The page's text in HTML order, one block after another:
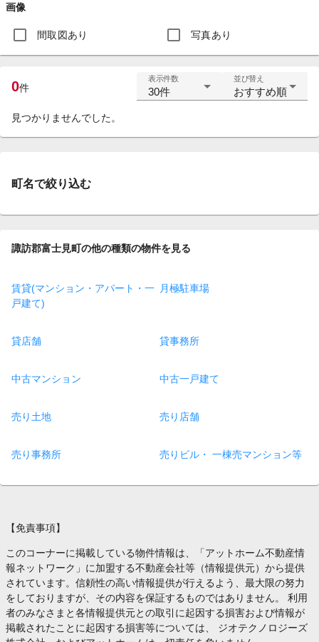
画像
間取図あり 写真あり
0件
表示件数
30件
並び替え
おすすめ順
見つかりませんでした。
町名で絞り込む
諏訪郡富士見町の他の種類の物件を見る
賃貸(マンション・アパート・一
戸建て)
月極駐車場
貸店舗 貸事務所
中古マンション 中古一戸建て
売り土地 売り店舗
売り事務所 売りビル・ 一棟売マンション等
【免責事項】
このコーナーに掲載している物件情報は、「アットホーム不動産情
報ネットワーク」に加盟する不動産会社等（情報提供元）から提供
されています。信頼性の高い情報提供が行えるよう、最大限の努力
をしておりますが、その内容を保証するものではありません。 利用
者のみなさまと各情報提供元との取引に起因する損害および情報が
掲載されたことに起因する損害等については、 ジオテクノロジーズ